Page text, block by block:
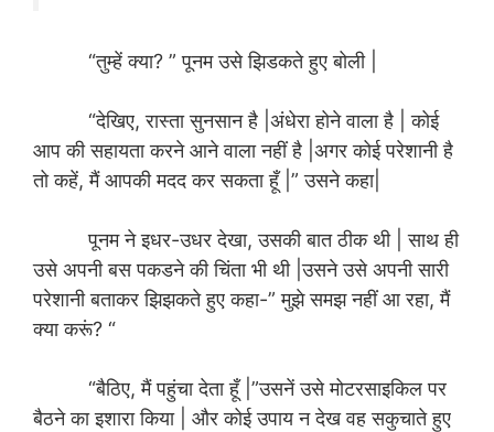
“तुम्हें क्या? ” पूनम उसे झिडकते हुए बोली |
“देखिए, रास्ता सुनसान है |अंधेरा होने वाला है | कोई
आप की सहायता करने आने वाला नहीं है |अगर कोई परेशानी है
तो कहें, मैं आपकी मदद कर सकता हूँ |” उसने कहा|
पूनम ने इधर-उधर देखा, उसकी बात ठीक थी | साथ ही
उसे अपनी बस पकडने की चिंता भी थी |उसने उसे अपनी सारी
परेशानी बताकर झिझकते हुए कहा-” मुझे समझ नहीं आ रहा, मैं
क्या करूं? “
“बैठिए, मैं पहुंचा देता हूँ |”उसनें उसे मोटरसाइकिल पर
बैठने का इशारा किया | और कोई उपाय न देख वह सकुचाते हुए